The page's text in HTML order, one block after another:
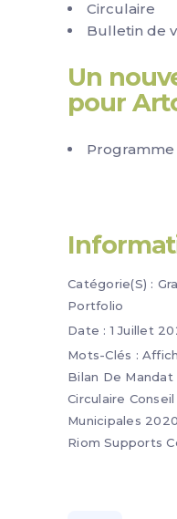
Circulaire
Bulletin de
Un
pour
Programme
Catégorie(s) :
Portfolio
Date : 1 Juillet
Mots-Clés :
Bilan De Mandat
Circulaire Conseil
Municipales 2020
Riom Supports